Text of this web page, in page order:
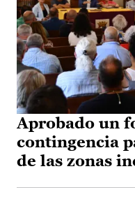
Aprobado un
contingencia
de las zonas